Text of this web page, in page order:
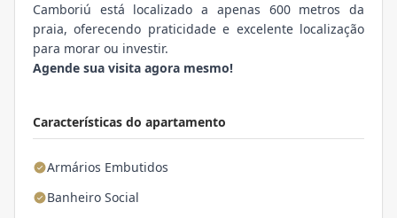
Características do apartamento
Armários Embutidos
Banheiro Social
Camboriú está localizado a apenas 600 metros da
praia, oferecendo praticidade e excelente localização
para morar ou investir.
Agende sua visita agora mesmo!